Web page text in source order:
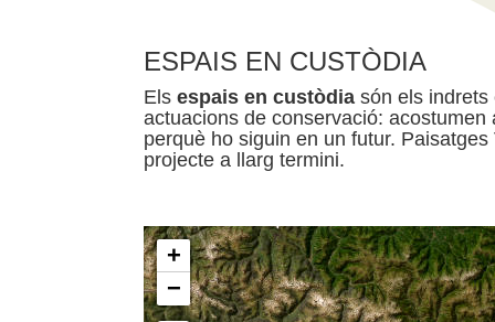
ESPAIS EN CUSTÒDIA
Els espais en custòdia són els indrets
actuacions de conservació:
perquè ho siguin en un futur.
projecte a llarg termini.
+
−